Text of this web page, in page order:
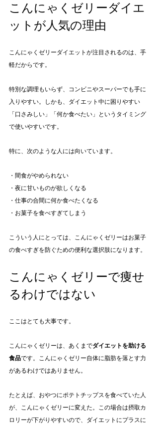
こんにゃくゼリーダイエ
ットが人気の理由
こんにゃくゼリーダイエットが注目されるのは、手
軽だからです。
特別な調理もいらず、コンビニやスーパーでも手に
入りやすい。しかも、ダイエット中に困りやすい
「口さみしい」「何か食べたい」というタイミング
で使いやすいです。
特に、次のような人には向いています。
・間食がやめられない
・夜に甘いものが欲しくなる
・仕事の合間に何か食べたくなる
・お菓子を食べすぎてしまう
こういう人にとっては、こんにゃくゼリーはお菓子
の食べすぎを防ぐための便利な選択肢になります。
こんにゃくゼリーで痩せ
るわけではない
ここはとても大事です。
こんにゃくゼリーは、あくまでダイエットを助ける
食品です。こんにゃくゼリー自体に脂肪を落とす力
があるわけではありません。
たとえば、おやつにポテトチップスを食べていた人
が、こんにゃくゼリーに変えた。この場合は摂取カ
ロリーが下がりやすいので、ダイエットにプラスに